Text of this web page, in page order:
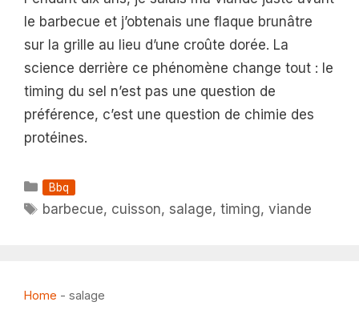
le barbecue et j’obtenais une flaque brunâtre
sur la grille au lieu d’une croûte dorée. La
science derrière ce phénomène change tout : le
timing du sel n’est pas une question de
préférence, c’est une question de chimie des
protéines.
Catégories
Bbq
Étiquettes
barbecue, cuisson, salage,timing,viande
Home - salage